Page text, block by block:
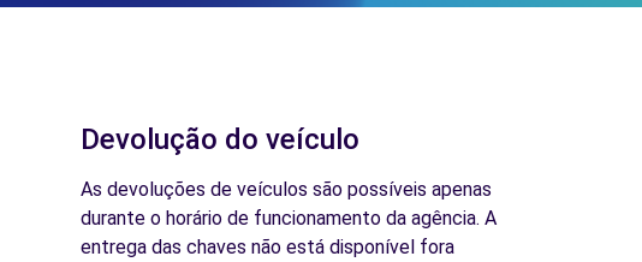
Devolução do veículo
As devoluções de veículos são possíveis apenas
durante o horário de funcionamento da agência. A
entrega das chaves não está disponível fora